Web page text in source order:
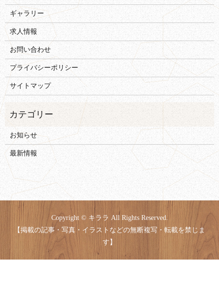
ギャラリー
求人情報
お問い合わせ
プライバシーポリシー
サイトマップ
お知らせ
最新情報
Copyright © キララ All Rights Reserved.
【掲載の記事・写真・イラストなどの無断複写・転載を禁じま
す】